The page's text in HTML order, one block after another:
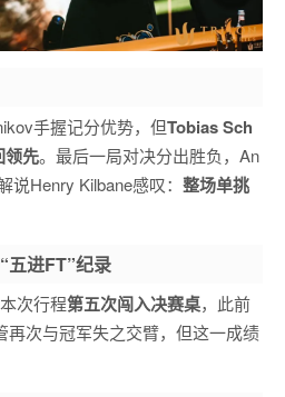
手握记分优势，但Tobias Sch
领先。最后一局对决分出胜负，An
Henry Kilbane感叹： 整场单挑
进FT”纪录
次行程第五次闯入决赛桌，此前
再次与冠军失之交臂，但这一成绩